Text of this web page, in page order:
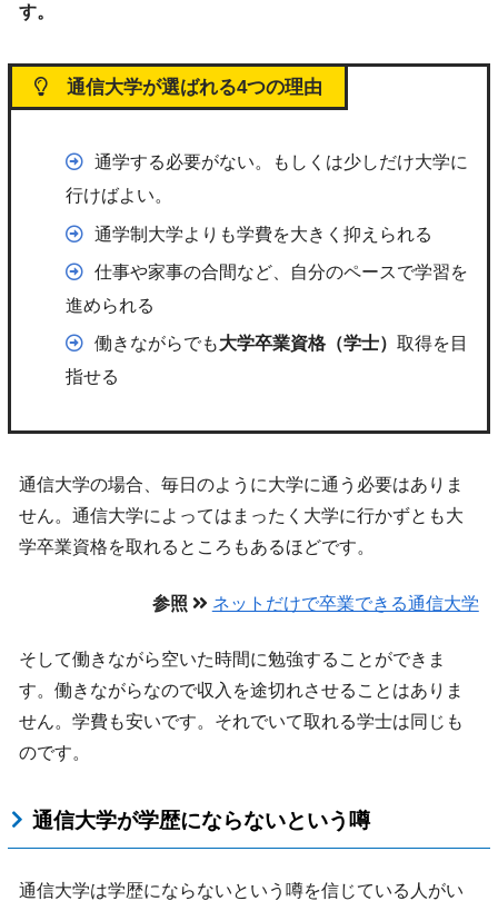
す。
通信大学が選ばれる4つの理由
通学する必要がない。もしくは少しだけ大学に
行けばよい。
通学制大学よりも学費を大きく抑えられる
仕事や家事の合間など、自分のペースで学習を
進められる
働きながらでも大学卒業資格（学士）取得を目
指せる
通信大学の場合、毎日のように大学に通う必要はありま
せん。通信大学によってはまったく大学に行かずとも大
学卒業資格を取れるところもあるほどです。
参照 ネットだけで卒業できる通信大学
そして働きながら空いた時間に勉強することができま
す。働きながらなので収入を途切れさせることはありま
せん。学費も安いです。それでいて取れる学士は同じも
のです。
通信大学が学歴にならないという噂
通信大学は学歴にならないという噂を信じている人がい